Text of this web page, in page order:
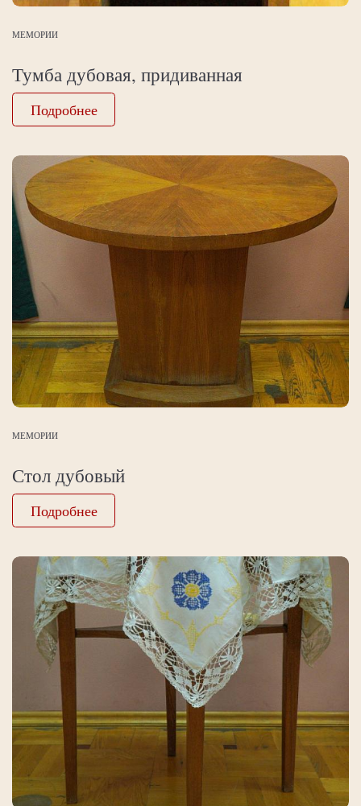
МЕМОРИИ
Тумба дубовая, придиванная
Подробнее
МЕМОРИИ
Стол дубовый
Подробнее